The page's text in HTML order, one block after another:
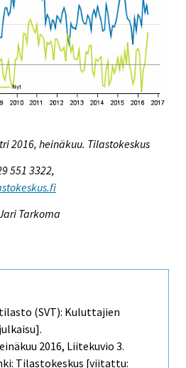
2016, heinäkuu. Tilastokeskus
551 3322,
Tarkoma
(SVT): Kuluttajien
2016, Liitekuvio 3.
Tilastokeskus [viitattu: